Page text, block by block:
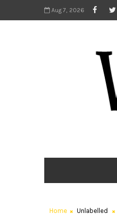
Aug 7, 2026
Home Unlabelled